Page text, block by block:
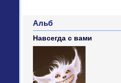
Альб
Навсегда с вами